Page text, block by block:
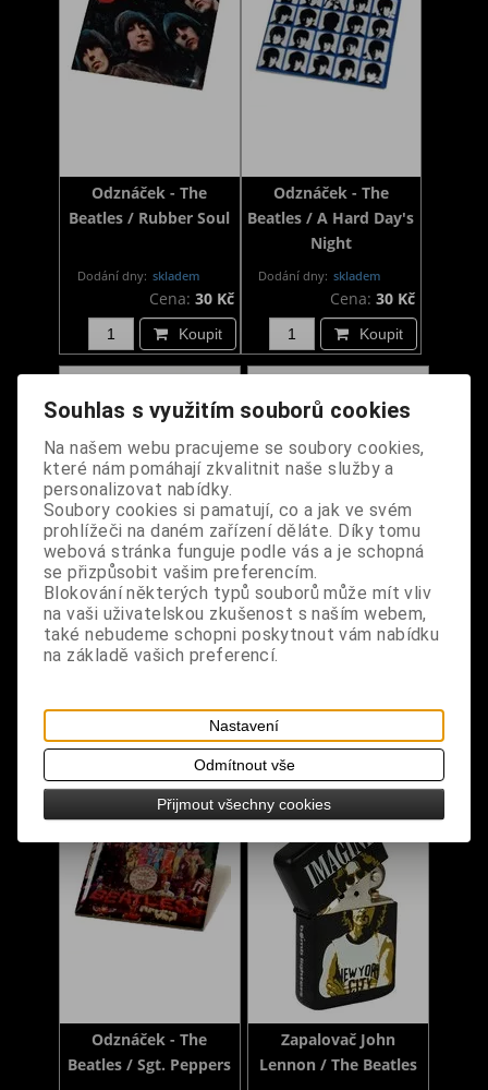
Odznáček - The
Beatles / Rubber Soul
Dodání dny: skladem
Cena: 30 Kč
Koupit
Odznáček - The
Beatles / A Hard Day's
Night
Dodání dny: skladem
Cena:30 Kč
Koupit
Odznáček - The
Beatles / Let It Be
30 Kč
Koupit
Odznáček - The
Beatles / Yellow
Odznáček - The
Beatles / Sgt. Peppers
Zapalovač John
Lennon / The Beatles
Souhlas s využitím souborů cookies
Na našem webu pracujeme se soubory cookies,
které nám pomáhají zkvalitnit naše služby a
personalizovat nabídky.
Soubory cookies si pamatují, co a jak ve svém
prohlížeči na daném zařízení děláte. Díky tomu
webová stránka funguje podle vás a je schopná
se přizpůsobit vašim preferencím.
Blokování některých typů souborů může mít vliv
na vaši uživatelskou zkušenost s naším webem,
také nebudeme schopni poskytnout vám nabídku
na základě vašich preferencí.
Nastavení
Odmítnout vše
Přijmout všechny cookies